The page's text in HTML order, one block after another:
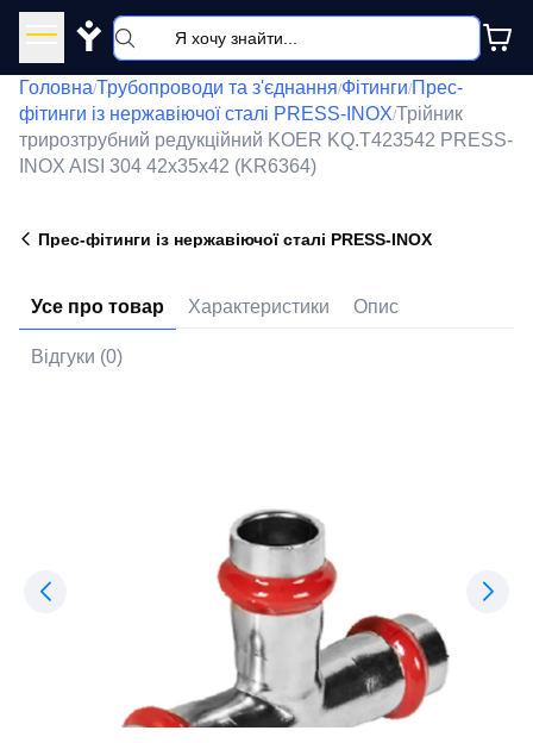
Y
Головна/Трубопроводи та з'єднання/Фітинги/Прес-
фітинги із нержавіючої сталі PRESS-INOX/Трійник
трирозтрубний редукційний KOER KQ.T423542 PRESS-
INOX AISI 304 42x35x42 (KR6364)
Прес-фітинги із нержавіючої сталі PRESS-INOX
Усе про товар Характеристики Опис
Відгуки (0)